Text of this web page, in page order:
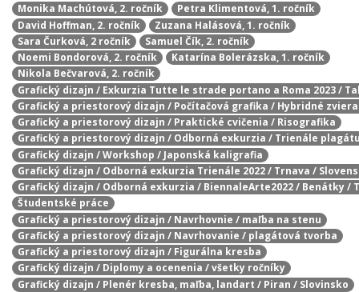
Monika Machútová, 2. ročník
Petra Klimentová, 1. ročník
David Hoffman, 2. ročník
Zuzana Halásová, 1. ročník
Sara Čurková, 2 ročník
Samuel Čík, 2. ročník
Noemi Bondorová, 2. ročník
Katarína Bolerázska, 1. ročník
Nikola Bečvarová, 2. ročník
Grafický dizajn / Exkurzia Tutte le strade portano a Roma 2023 /
Grafický a priestorový dizajn / Počítačová grafika / Hybridné
Grafický a priestorový dizajn / Praktické cvičenia / Risografika
Grafický a priestorový dizajn / Odborná exkurzia / Trienále
Grafický dizajn / Workshop / Japonská kaligrafia
Grafický dizajn / Odborná exkurzia Trienále 2022 / Trnava /
Grafický dizajn / Odborná exkurzia / BiennaleArte2022 / Benátky /
Študentské práce
Grafický a priestorový dizajn / Navrhovnie / maľba na stenu
Grafický a priestorový dizajn / Navrhovanie / plagátová tvorba
Grafický a priestorový dizajn / Figurálna kresba
Grafický dizajn / Diplomy a ocenenia / všetky ročníky
Grafický dizajn / Plenér kresba, maľba, landart / Piran / Slovinsko